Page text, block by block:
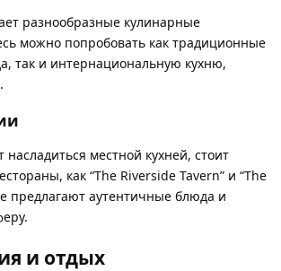
разнообразные кулинарные
можно попробовать как традиционные
так и интернациональную кухню,
насладиться местной кухней, стоит
как “The Riverside Tavern” и “The
предлагают аутентичные блюда и
и отдых